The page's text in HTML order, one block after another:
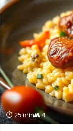
⏱ 25 min👥 4